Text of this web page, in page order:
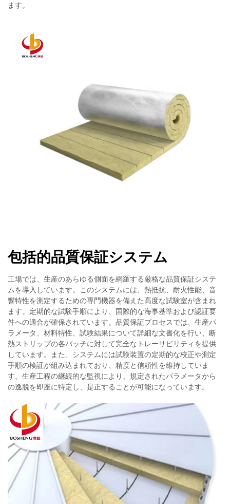
ます。
包括的品質保証システム
工場では、生産のあらゆる側面を網羅する厳格な品質保証システ
ムを導入しています。このシステムには、熱抵抗、耐火性能、音
響特性を測定するための専門機器を備えた高度な試験室が含まれ
ます。定期的な試験手順により、国際的な海事基準および認証要
件への適合が確保されています。品質保証プロセスでは、生産パ
ラメータ、材料特性、試験結果について詳細な文書化を行い、断
熱ストリップの各バッチに対して完全なトレーサビリティを提供
しています。また、システムには試験装置の定期的な校正や測定
手順の検証が組み込まれており、精度と信頼性を維持していま
す。生産工程の継続的な監視により、規定されたパラメータから
の逸脱を即座に特定し、是正することが可能になっています。